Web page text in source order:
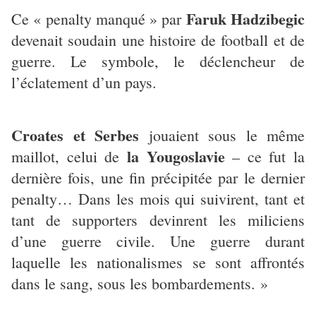
Ce « penalty manqué » par Faruk Hadzibegic
devenait soudain une histoire de football et de
guerre. Le symbole, le déclencheur de
l’éclatement d’un pays.
Croates et Serbes jouaient sous le même
maillot, celui de la Yougoslavie– ce fut la
dernière fois, une fin précipitée par le dernier
penalty… Dans les mois qui suivirent, tant et
tant de supporters devinrent les miliciens
d’une guerre civile. Une guerre durant
laquelle les nationalismes se sont affrontés
dans le sang, sous les bombardements. »